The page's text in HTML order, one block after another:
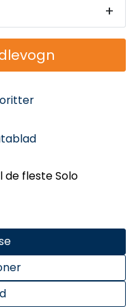
+
de fleste Solo